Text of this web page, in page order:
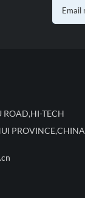
TECH
PROVINCE,CHINA